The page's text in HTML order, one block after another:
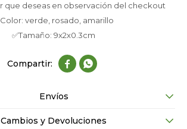
que deseas en observación del checkout
verde, rosado, amarillo
✅Tamaño: 9x2x0.3cm
 
Envíos
Cambios y Devoluciones